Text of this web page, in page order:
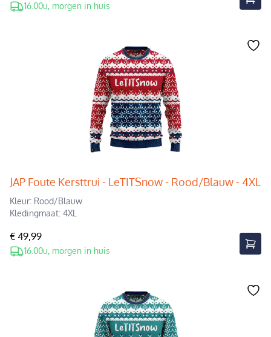
16.00u, morgen in huis
JAP Foute Kersttrui - LeTITSnow - Rood/Blauw - 4XL
Kleur: Rood/Blauw
Kledingmaat: 4XL
€ 49,99
16.00u, morgen in huis